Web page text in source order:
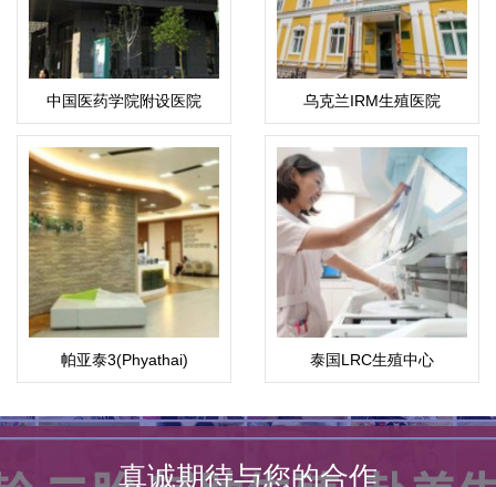
中国医药学院附设医院 乌克兰IRM生殖医院
帕亚泰3(Phyathai) 泰国LRC生殖中心
真诚期待与您的合作